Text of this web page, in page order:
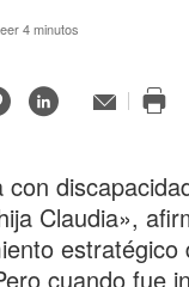
4 minutos
Compartir
Compartir
in
Correo
Claudia»,
estratégico
cuando fue